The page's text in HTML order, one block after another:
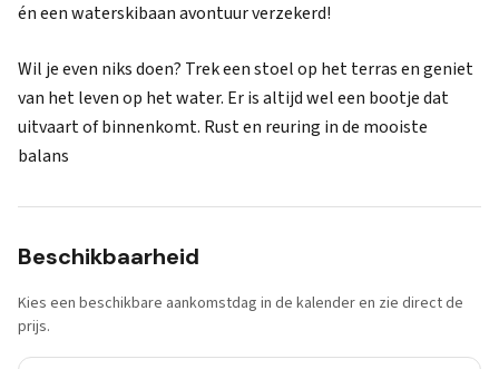
én een waterskibaan avontuur verzekerd!
Wil je even niks doen? Trek een stoel op het terras en geniet
van het leven op het water. Er is altijd wel een bootje dat
uitvaart of binnenkomt. Rust en reuring in de mooiste
balans
Beschikbaarheid
Kies een beschikbare aankomstdag in de kalender en zie direct de
prijs.